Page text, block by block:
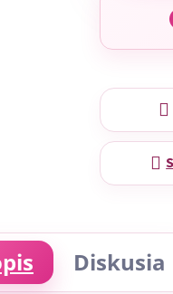
Diskusia